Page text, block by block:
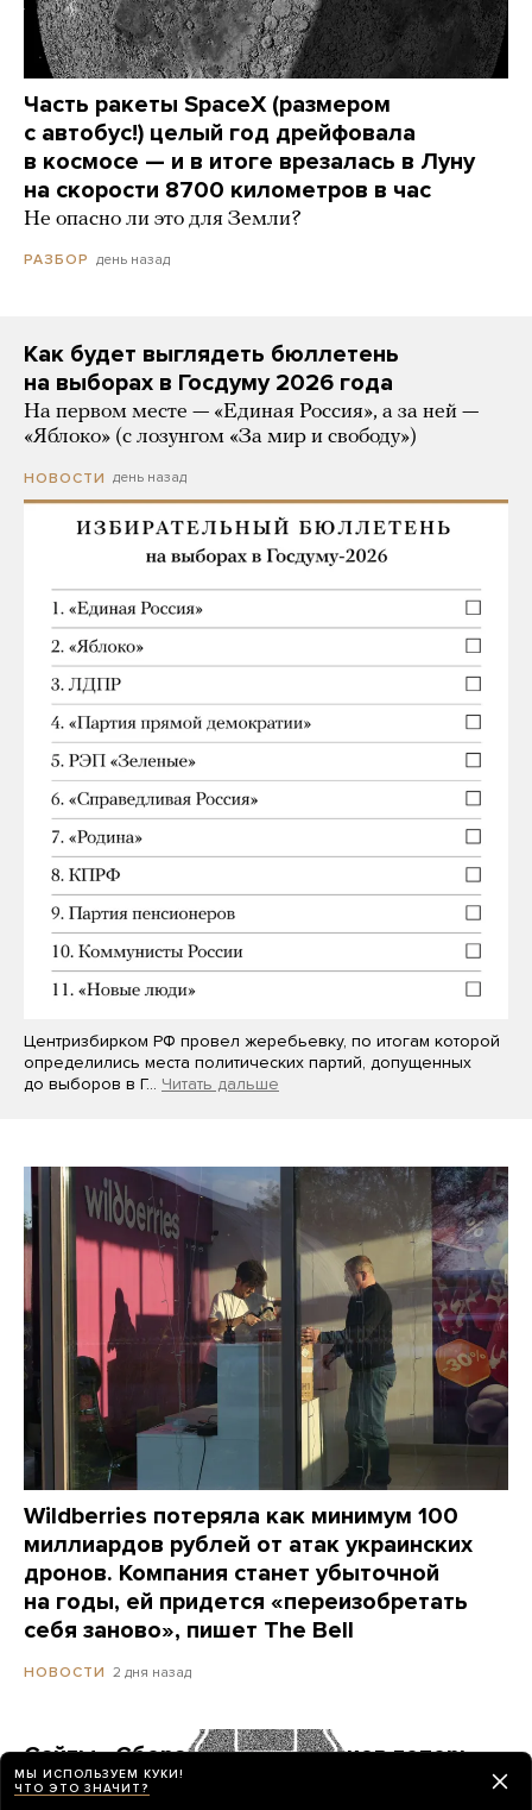
Часть ракеты SpaceX (размером
с автобус!) целый год дрейфовала
в космосе — и в итоге врезалась в Луну
на скорости 8700 километров в час
Не опасно ли это для Земли?
РАЗБОР день назад
Как будет выглядеть бюллетень
на выборах в Госдуму 2026 года
На первом месте — «Единая Россия», а за ней —
«Яблоко» (с лозунгом «За мир и свободу»)
НОВОСТИ день назад
Центризбирком РФ провел жеребьевку, по итогам которой
определились места политических партий, допущенных
до выборов в Г… Читать дальше
Wildberries потеряла как минимум 100
миллиардов рублей от атак украинских
дронов. Компания станет убыточной
на годы, ей придется «переизобретать
себя заново», пишет The Bell
НОВОСТИ 2 дня назад
Сайты «Сбера» и других банков теперь
можно открыть только в российских
МЫ ИСПОЛЬЗУЕМ КУКИ!
ЧТО ЭТО ЗНАЧИТ?